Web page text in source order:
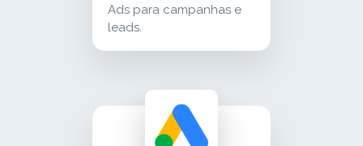
Ads para campanhas e
leads.
google ads conecte o google ads para
advertising